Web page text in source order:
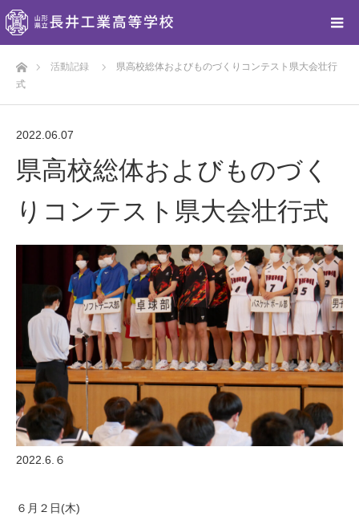
ホーム活動記録
県高校総体およびものづくりコンテスト県大会壮行
式
2022.06.07
県高校総体およびものづく
りコンテスト県大会壮行式
2022.6.６
６月２日(木)